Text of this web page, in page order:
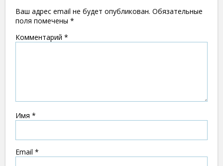
Ваш адрес email не будет опубликован. Обязательные
поля помечены *
Комментарий *
Имя *
Email *